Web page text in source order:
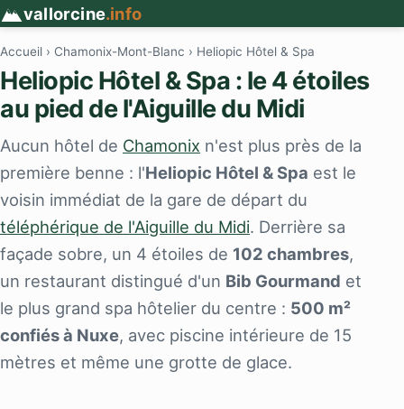
vallorcine.info
Accueil › Chamonix-Mont-Blanc › Heliopic Hôtel & Spa
Heliopic Hôtel & Spa : le 4 étoiles
au pied de l'Aiguille du Midi
Aucun hôtel de Chamonix n'est plus près de la
première benne : l'Heliopic Hôtel & Spa est le
voisin immédiat de la gare de départ du
téléphérique de l'Aiguille du Midi. Derrière sa
façade sobre, un 4 étoiles de 102 chambres,
un restaurant distingué d'un Bib Gourmand et
le plus grand spa hôtelier du centre : 500 m²
confiés à Nuxe, avec piscine intérieure de 15
mètres et même une grotte de glace.